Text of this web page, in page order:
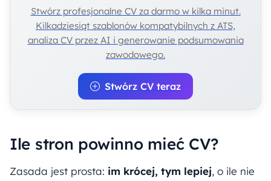
Stwórz profesjonalne CV za darmo w kilka minut.
Kilkadziesiąt szablonów kompatybilnych z ATS,
analiza CV przez AI i generowanie podsumowania
zawodowego.
Stwórz CV teraz
Ile stron powinno mieć CV?
Zasada jest prosta: im krócej, tym lepiej, o ile nie